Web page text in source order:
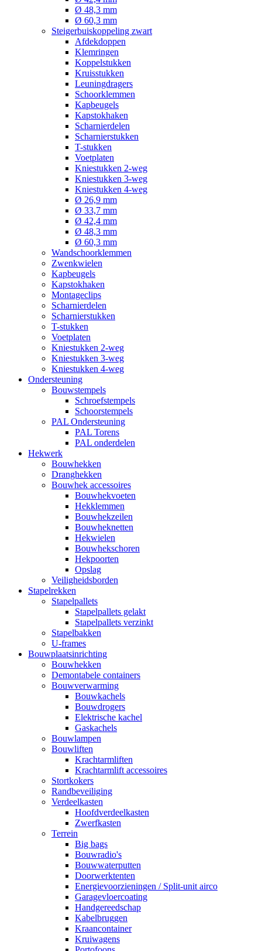
Ø 48,3 mm
Ø 60,3 mm
Steigerbuiskoppeling zwart
Afdekdoppen
Klemringen
Koppelstukken
Kruisstukken
Leuningdragers
Schoorklemmen
Kapbeugels
Kapstokhaken
Scharnierdelen
Scharnierstukken
T-stukken
Voetplaten
Kniestukken 2-weg
Kniestukken 3-weg
Kniestukken 4-weg
Ø 26,9 mm
Ø 33,7 mm
Ø 42,4 mm
Ø 48,3 mm
Ø 60,3 mm
Wandschoorklemmen
Zwenkwielen
Kapbeugels
Kapstokhaken
Montageclips
Scharnierdelen
Scharnierstukken
T-stukken
Voetplaten
Kniestukken 2-weg
Kniestukken 3-weg
Kniestukken 4-weg
Ondersteuning
Bouwstempels
Schroefstempels
Schoorstempels
PAL Ondersteuning
PAL Torens
PAL onderdelen
Hekwerk
Bouwhekken
Dranghekken
Bouwhek accessoires
Bouwhekvoeten
Hekklemmen
Bouwhekzeilen
Bouwheknetten
Hekwielen
Bouwhekschoren
Hekpoorten
Opslag
Veiligheidsborden
Stapelrekken
Stapelpallets
Stapelpallets gelakt
Stapelpallets verzinkt
Stapelbakken
U-frames
Bouwplaatsinrichting
Bouwhekken
Demontabele containers
Bouwverwarming
Bouwkachels
Bouwdrogers
Elektrische kachel
Gaskachels
Bouwlampen
Bouwliften
Krachtarmliften
Krachtarmlift accessoires
Stortkokers
Randbeveiliging
Verdeelkasten
Hoofdverdeelkasten
Zwerfkasten
Terrein
Big bags
Bouwradio's
Bouwwaterputten
Doorwerktenten
Energievoorzieningen / Split-unit airco
Garagevloercoating
Handgereedschap
Kabelbruggen
Kraancontainer
Kruiwagens